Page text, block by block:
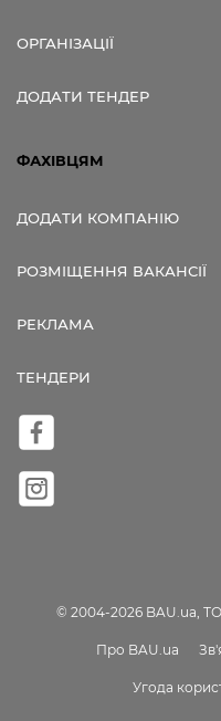
ОРГАНІЗАЦІЇ
ДОДАТИ ТЕНДЕР
ФАХІВЦЯМ
ДОДАТИ КОМПАНІЮ
РОЗМІЩЕННЯ ВАКАНСІЇ
РЕКЛАМА
ТЕНДЕРИ
© 2004-2026 BAU.ua,
Про BAU.ua
Угода